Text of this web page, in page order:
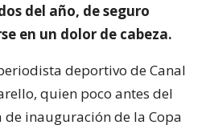
del año, de seguro
en un dolor de cabeza.
deportivo de Canal
quien poco antes del
inauguración de la Copa